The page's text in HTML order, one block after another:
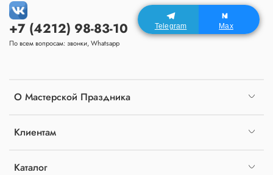
О Мастерской Праздника
Клиентам
Каталог
+7 (4212) 98-83-10
По всем вопросам: звонки, Whatsapp
Telegram Max